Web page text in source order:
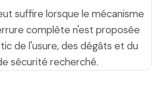
suffire lorsque le mécanisme
complète n'est proposée
de l'usure, des dégâts et du
sécurité recherché.